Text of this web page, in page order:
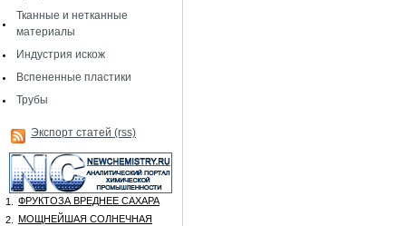
Тканные и нетканные
материалы
Индустрия искож
Вспененные пластики
Трубы
Экспорт статей (rss)
1.
ФРУКТОЗА ВРЕДНЕЕ САХАРА
2.
МОЩНЕЙШАЯ СОЛНЕЧНАЯ